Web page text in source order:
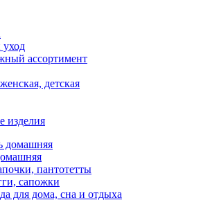
уход
ассортимент
детская
изделия
пантотетты
сапожки